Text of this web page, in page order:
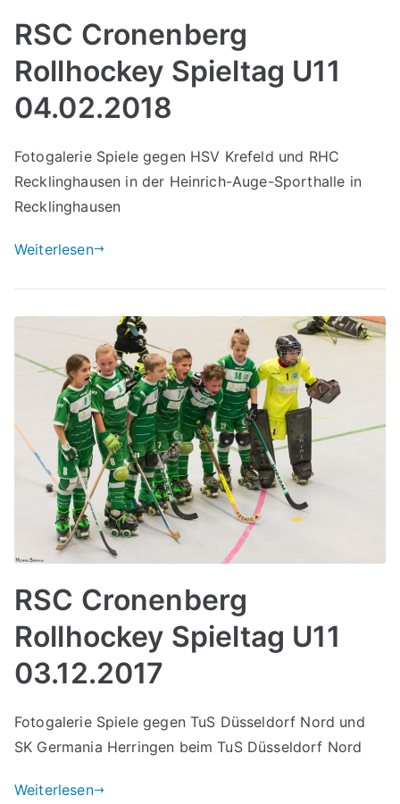
RSC Cronenberg
Rollhockey Spieltag U11
04.02.2018
Fotogalerie Spiele gegen HSV Krefeld und RHC
Recklinghausen in der Heinrich-Auge-Sporthalle in
Recklinghausen
Weiterlesen
RSC Cronenberg
Rollhockey Spieltag U11
03.12.2017
Fotogalerie Spiele gegen TuS Düsseldorf Nord und
SK Germania Herringen beim TuS Düsseldorf Nord
Weiterlesen